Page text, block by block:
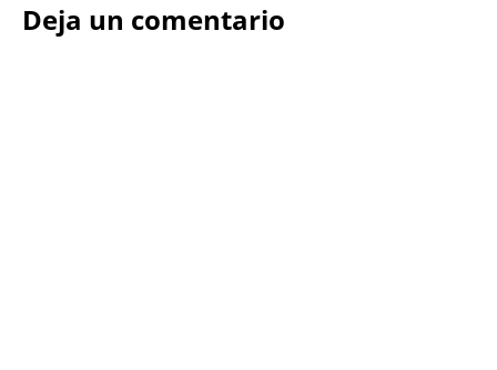
Deja un comentario